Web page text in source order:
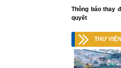
Thông báo thay
quyết
THƯ